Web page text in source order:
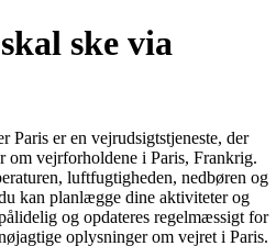
ske via
Paris er en vejrudsigtstjeneste, der
om vejrforholdene i Paris, Frankrig.
luftfugtigheden, nedbøren og
kan planlægge dine aktiviteter og
og opdateres regelmæssigt for
oplysninger om vejret i Paris.